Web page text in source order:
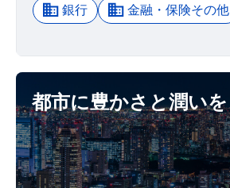
銀行
金融・保険その他
都市に豊かさと潤いを